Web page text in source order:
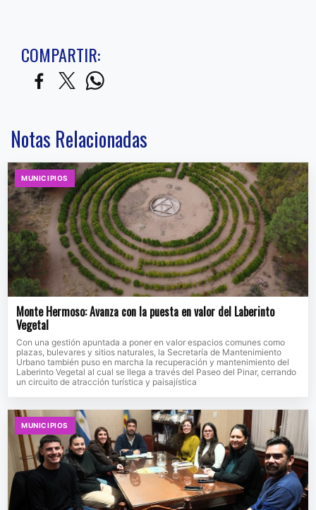
COMPARTIR:
Notas Relacionadas
MUNICIPIOS
Monte Hermoso: Avanza con la puesta en valor del Laberinto
Vegetal
Con una gestión apuntada a poner en valor espacios comunes como
plazas, bulevares y sitios naturales, la Secretaría de Mantenimiento
Urbano también puso en marcha la recuperación y mantenimiento del
Laberinto Vegetal al cual se llega a través del Paseo del Pinar, cerrando
un circuito de atracción turística y paisajística
MUNICIPIOS